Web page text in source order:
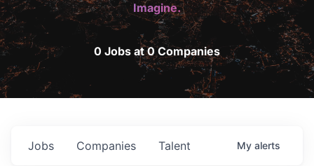
Imagine.
0 Jobs at 0 Companies
Jobs Companies Talent My alerts